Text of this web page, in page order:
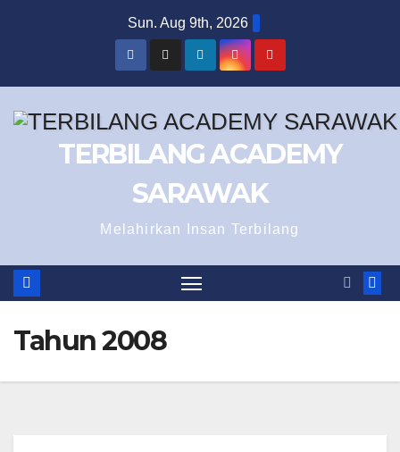
Sun. Aug 9th, 2026
TERBILANG ACADEMY
SARAWAK
Melahirkan Insan Terbilang
Tahun 2008